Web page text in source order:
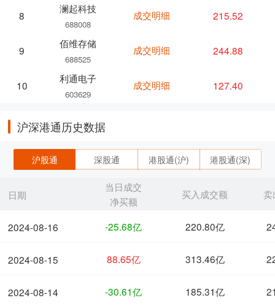
8
澜起科技
688008
9
佰维存储
688525
10
利通电子
603629
成交明细 215.52
成交明细 244.88
成交明细 127.40
沪深港通历史数据
沪股通 深股通 港股通(沪) 港股通(深)
日期
2024-08-16
2024-08-15
2024-08-14
当日成交
净买额
买入成交额 卖
-25.68亿 220.80亿
88.65亿 313.46亿
-30.61亿 185.31亿